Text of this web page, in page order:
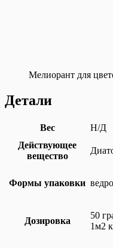
Мелиорант для
Детали
Вес
Н/Д
Действующее
вещество
Формы упаковки
Дозировка
50
1м2